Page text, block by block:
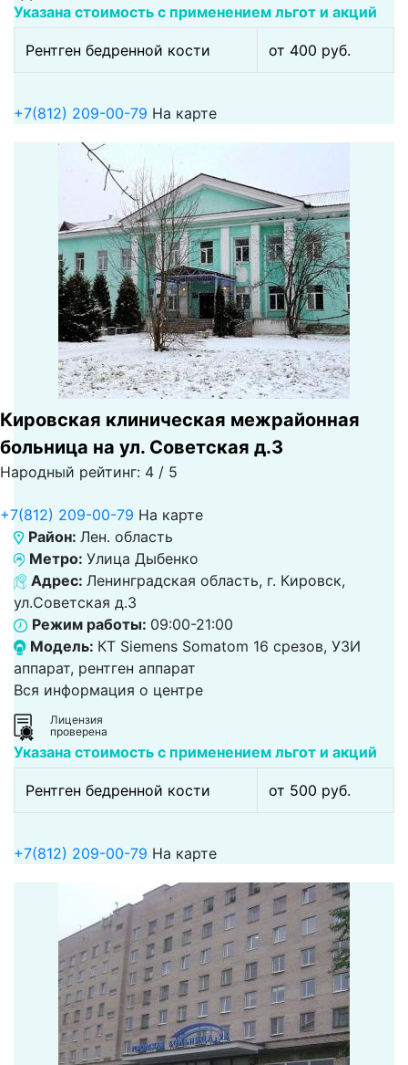
Указана стоимость с применением льгот и акций
Рентген бедренной кости от 400 pуб.
+7(812) 209-00-79 На карте
Кировская клиническая межрайонная
больница на ул. Советская д.3
Народный рейтинг: 4 / 5
+7(812) 209-00-79 На карте
Район: Лен. область
Метро: Улица Дыбенко
Адрес: Ленинградская область, г. Кировск,
ул.Советская д.3
Режим работы: 09:00-21:00
Модель: КТ Siemens Somatom 16 срезов, УЗИ
аппарат, рентген аппарат
Вся информация о центре
Лицензия
проверена
Указана стоимость с применением льгот и акций
Рентген бедренной кости от 500 pуб.
+7(812) 209-00-79 На карте